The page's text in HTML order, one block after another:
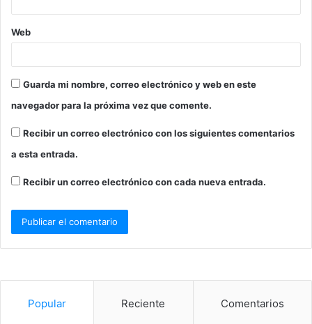
Web
Guarda mi nombre, correo electrónico y web en este
navegador para la próxima vez que comente.
Recibir un correo electrónico con los siguientes comentarios
a esta entrada.
Recibir un correo electrónico con cada nueva entrada.
Popular Reciente Comentarios